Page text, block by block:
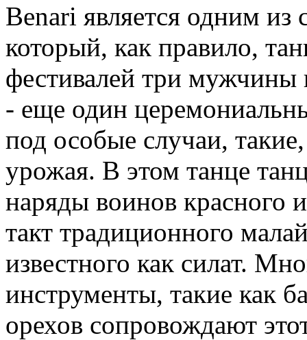
Benari является одним
который, как правило,
фестивалей три
- еще один
под особые случаи,
урожая. В этом танце
наряды воинов красного
такт традиционного
известного как силат.
инструменты, такие как
орехов сопровождают